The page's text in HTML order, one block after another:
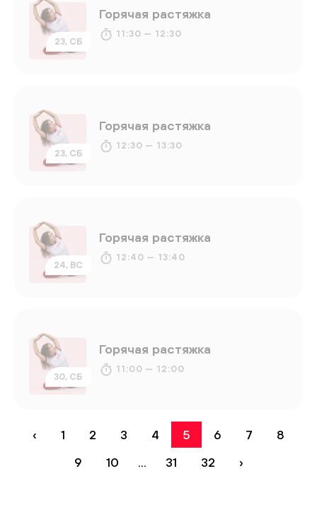
23, СБ
Горячая растяжка
11:30 — 12:30
23, СБ
Горячая растяжка
12:30 — 13:30
24, ВС
Горячая растяжка
12:40 — 13:40
30, СБ
Горячая растяжка
11:00 — 12:00
‹ 1 2 3 4 5 6 7
8
9
10 ... 31 32 ›